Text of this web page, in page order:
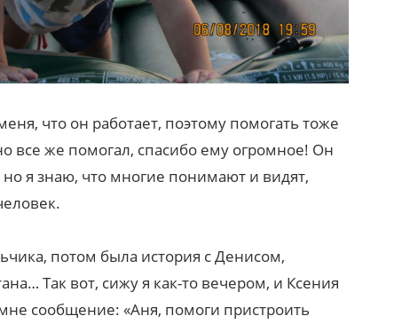
что он работает, поэтому помогать тоже
все же помогал, спасибо ему огромное! Он
но я знаю, что многие понимают и видят,
потом была история с Денисом,
Так вот, сижу я как-то вечером, и Ксения
сообщение: «Аня, помоги пристроить